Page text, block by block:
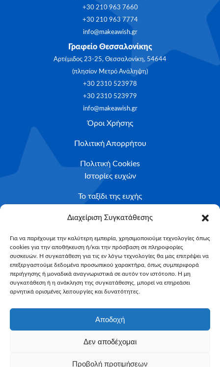
Διαχείριση Συγκατάθεσης
Για να παρέχουμε την καλύτερη εμπειρία, χρησιμοποιούμε τεχνολογίες όπως
cookies για την αποθήκευση ή/και την πρόσβαση σε πληροφορίες
συσκευών. Η συγκατάθεση για τις εν λόγω τεχνολογίες θα μας επιτρέψει να
επεξεργαστούμε δεδομένα προσωπικού χαρακτήρα, όπως συμπεριφορά
περιήγησης ή μοναδικά αναγνωριστικά σε αυτόν τον ιστότοπο. Η μη
συγκατάθεση ή η ανάκληση της συγκατάθεσης, μπορεί να επηρεάσει
αρνητικά ορισμένες λειτουργίες και δυνατότητες.
Αποδοχή
Δεν αποδέχομαι
Προβολή προτιμήσεων
+30 210 963 7660
+30 210 963 7774
info@makeawish.gr
Γραφείο Θεσσαλονίκης
Αρτέμιδος 23-25, Θεσσαλονίκη, 54644
(πλησίον Μετρό Ανάληψη)
+30 2310 523978
+30 2310 523979
info@makeawish.gr
Όροι Χρήσης
Πολιτική Απορρήτου
Πολιτική Cookies
Ιστορίες ευχών
Το ταξίδι της ευχής
Κριτήρια Καταλληλότητας
Υποβολή Αιτήματος
NEWSLETTER
Email*